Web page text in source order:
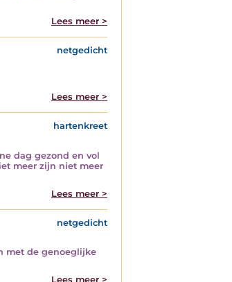
Lees meer >
netgedicht
Lees meer >
hartenkreet
dag gezond en vol
meer zijn niet meer
Lees meer >
netgedicht
met de genoeglijke
Lees meer >